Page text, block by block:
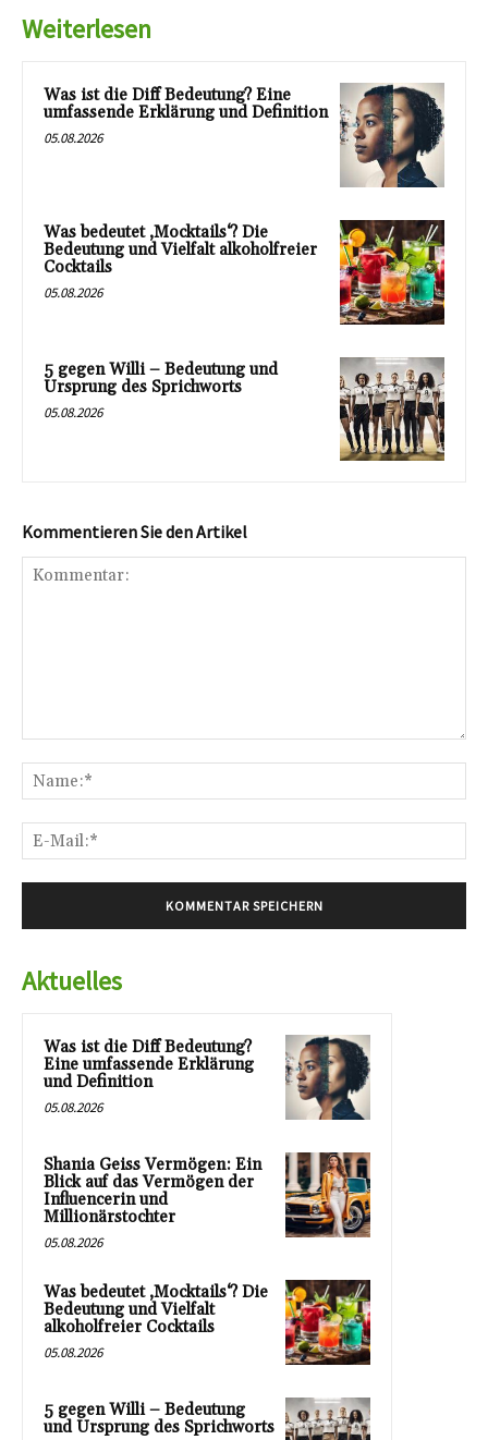
Weiterlesen
Was ist die Diff Bedeutung? Eine
umfassende Erklärung und Definition
05.08.2026
Was bedeutet ‚Mocktails‘? Die
Bedeutung und Vielfalt alkoholfreier
Cocktails
05.08.2026
5 gegen Willi – Bedeutung und
Ursprung des Sprichworts
05.08.2026
Kommentieren Sie den Artikel
Aktuelles
Was ist die Diff Bedeutung?
Eine umfassende Erklärung
und Definition
05.08.2026
Shania Geiss Vermögen: Ein
Blick auf das Vermögen der
Influencerin und
Millionärstochter
05.08.2026
Was bedeutet ‚Mocktails‘? Die
Bedeutung und Vielfalt
alkoholfreier Cocktails
05.08.2026
5 gegen Willi – Bedeutung
und Ursprung des Sprichworts